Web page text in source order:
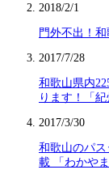
2018/2/1
門外不出！
2017/7/28
和歌山県内
ります！「
2017/3/30
和歌山のパ
載 「わかや